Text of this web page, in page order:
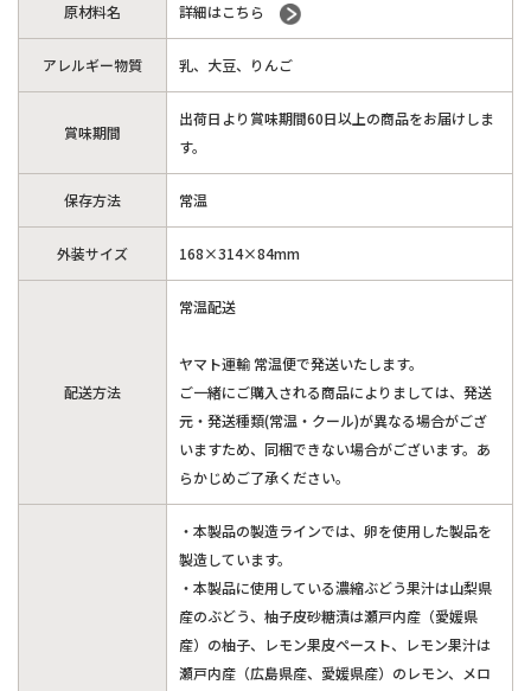
原材料名 詳細はこちら
アレルギー物質 乳、大豆、りんご
賞味期間
出荷日より賞味期間60日以上の商品をお届けしま
す。
保存方法 常温
外装サイズ 168×314×84mm
配送方法
常温配送
ヤマト運輸 常温便で発送いたします。
ご一緒にご購入される商品によりましては、発送
元・発送種類(常温・クール)が異なる場合がござ
いますため、同梱できない場合がございます。あ
らかじめご了承ください。
・本製品の製造ラインでは、卵を使用した製品を
製造しています。
・本製品に使用している濃縮ぶどう果汁は山梨県
産のぶどう、柚子皮砂糖漬は瀬戸内産（愛媛県
産）の柚子、レモン果皮ペースト、レモン果汁は
瀬戸内産（広島県産、愛媛県産）のレモン、メロ